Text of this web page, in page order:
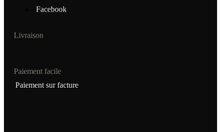
Facebook
Livraison
Paiement facile
Paiement sur facture